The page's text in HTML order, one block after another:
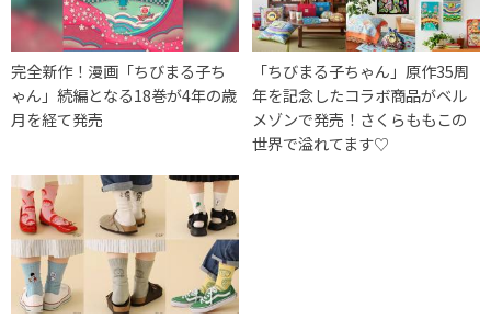
完全新作！漫画「ちびまる子ち
ゃん」続編となる18巻が4年の歳
月を経て発売
「ちびまる子ちゃん」原作35周
年を記念したコラボ商品がベル
メゾンで発売！さくらももこの
世界で溢れてます♡